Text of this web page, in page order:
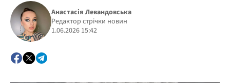
Анастасія Левандовська
Редактор стрічки новин
1.06.2026 15:42